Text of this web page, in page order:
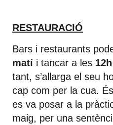
RESTAURACIÓ
Bars i restaurants
matí i tancar a les
tant, s’allarga el seu
cap com per la cua.
es va posar a la
maig, per una